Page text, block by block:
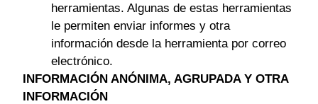
herramientas. Algunas de estas herramientas
le permiten enviar informes y otra
información desde la herramienta por correo
electrónico.
INFORMACIÓN ANÓNIMA, AGRUPADA Y OTRA
INFORMACIÓN